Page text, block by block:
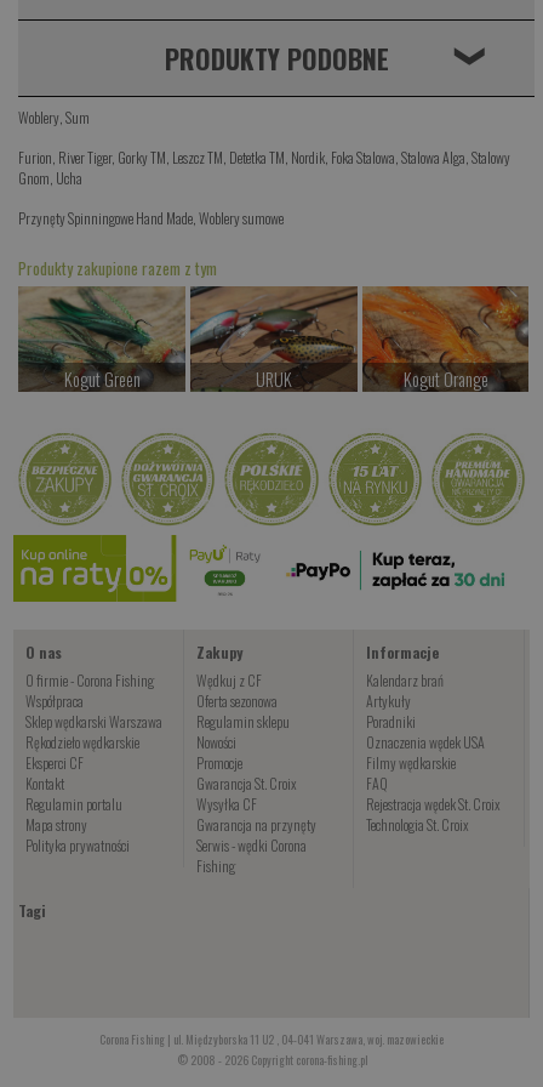
PRODUKTY PODOBNE ❮
Woblery ,Sum
Furion River Tiger, Gorky TM Leszcz TM Detetka TM Nordik Foka Stalowa ,Stalowa Alga ,Stalowy
Gnom Ucha
Przynęty Spinningowe Hand Made ,Woblery sumowe
Produkty zakupione razem z tym
Kogut Green
Kup teraz >
URUK
Kup teraz >
Kogut Orange
Kup teraz >
Lucer
od 59.00 PLN
Kup teraz >
O nas
O firmie - Corona Fishing
Współpraca
Sklep wędkarski Warszawa
Rękodzieło wędkarskie
Eksperci CF
Kontakt
Regulamin portalu
Mapa strony
Polityka prywatności
Zakupy
Wędkuj z CF
Oferta sezonowa
Regulamin sklepu
Nowości
Promocje
Gwarancja St. Croix
Wysyłka CF
Gwarancja na przynęty
Serwis - wędki Corona
Fishing
Informacje
Kalendarz brań
Artykuły
Poradniki
Oznaczenia wędek USA
Filmy wędkarskie
FAQ
Rejestracja wędek St. Croix
Technologia St. Croix
Tagi
Corona Fishing | ul. Międzyborska 11 U2 , 04-041 Warszawa, woj. mazowieckie
© 2008 - 2026 Copyright corona-fishing.pl